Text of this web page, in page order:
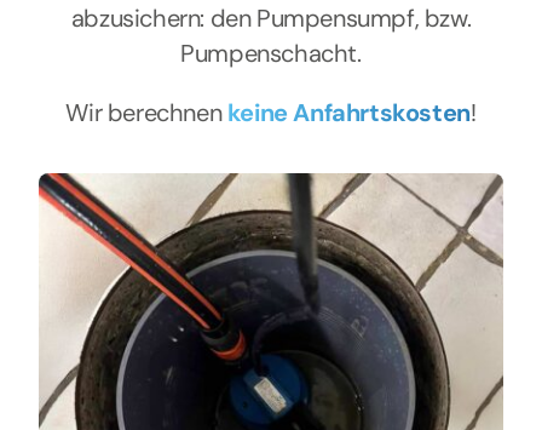
abzusichern: den Pumpensumpf, bzw.
Pumpenschacht.
Wir berechnenkeine Anfahrtskosten!